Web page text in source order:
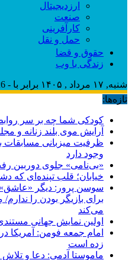
ارزدیجیتال
صنعت
کارآفرینی
حمل و نقل
حقوق و قضا
زندگی با وب
شنبه, ۱۷ مرداد , ۱۴۰۵ برابر با - Saturday, 8 August , 2026
تازه‌ها:
کودکی شما چه بر سر
آرایش موی بلند زنانه و
ظرفیت میزبانی مسابقات
وجود دارد
«بی‌نامی» جلوی دوربین
خیابان؛ قلب تپنده‌ای که
سوسن پرور: دیگر
برای بازیگر بودن را
می‌کند
اولین نمایش جهانی
امام جمعه فومن: آمریکا
زده است
ماموستا آدمی: دعا و